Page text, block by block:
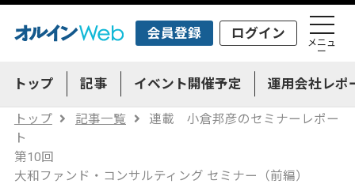
会員登録 ログイン
メニュ
ー
トップ 記事 イベント開催予定 運用会社レポ
トップ 記事一覧
連載 小倉邦彦のセミナーレポー
ト
第10回
大和ファンド・コンサルティング セミナー（前編）